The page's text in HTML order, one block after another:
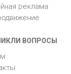
реклама
ВОПРОСЫ